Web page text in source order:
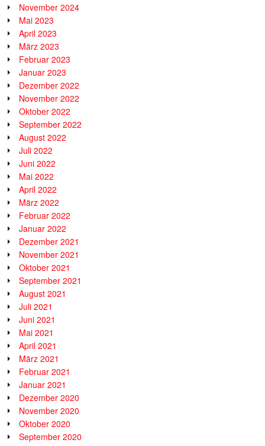
November 2024
Mai 2023
April 2023
März 2023
Februar 2023
Januar 2023
Dezember 2022
November 2022
Oktober 2022
September 2022
August 2022
Juli 2022
Juni 2022
Mai 2022
April 2022
März 2022
Februar 2022
Januar 2022
Dezember 2021
November 2021
Oktober 2021
September 2021
August 2021
Juli 2021
Juni 2021
Mai 2021
April 2021
März 2021
Februar 2021
Januar 2021
Dezember 2020
November 2020
Oktober 2020
September 2020